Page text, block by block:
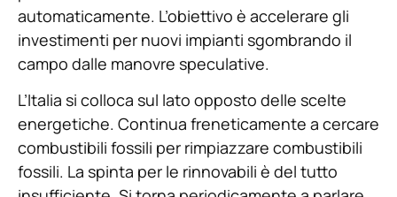
automaticamente. L’obiettivo è accelerare gli
investimenti per nuovi impianti sgombrando il
campo dalle manovre speculative.
L’Italia si colloca sul lato opposto delle scelte
energetiche. Continua freneticamente a cercare
combustibili fossili per rimpiazzare combustibili
fossili. La spinta per le rinnovabili è del tutto